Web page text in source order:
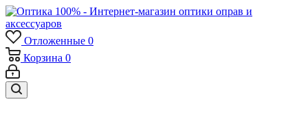
Отложенные 0
Корзина 0